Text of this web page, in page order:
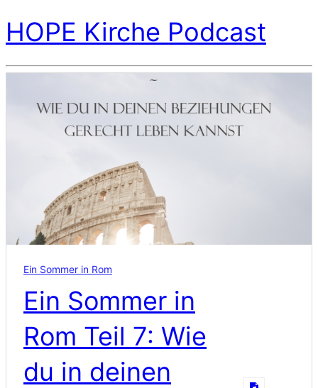
HOPE Kirche Podcast
Ein Sommer in Rom
Ein Sommer in
Rom Teil 7: Wie
du in deinen